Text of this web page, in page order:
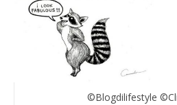
©Blogdilifestyle